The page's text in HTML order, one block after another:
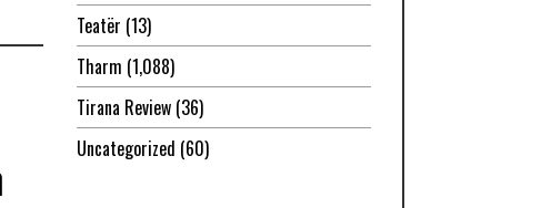
Teatër (13)
Tharm (1,088)
Tirana Review(36)
Uncategorized (60)